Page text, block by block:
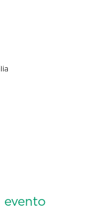
evento